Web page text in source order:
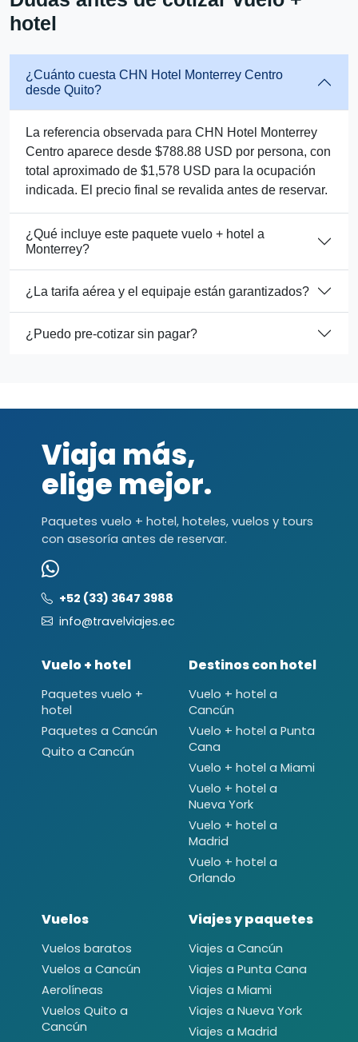
hotel
¿Cuánto cuesta CHN Hotel Monterrey Centro
desde Quito?
La referencia observada para CHN Hotel Monterrey
Centro aparece desde $788.88 USD por persona, con
total aproximado de $1,578 USD para la ocupación
indicada. El precio final se revalida antes de reservar.
¿Qué incluye este paquete vuelo + hotel a
Monterrey?
¿La tarifa aérea y el equipaje están garantizados?
¿Puedo pre-cotizar sin pagar?
Viaja más,
elige mejor.
Paquetes vuelo + hotel, hoteles, vuelos y tours
con asesoría antes de reservar.
+52 (33) 3647 3988
info@travelviajes.ec
Vuelo + hotel
Paquetes vuelo +
hotel
Paquetes a Cancún
Quito a Cancún
Destinos con hotel
Vuelo + hotel a
Cancún
Vuelo + hotel a Punta
Cana
Vuelo + hotel a Miami
Vuelo + hotel a
Nueva York
Vuelo + hotel a
Madrid
Vuelo + hotel a
Orlando
Vuelos
Vuelos baratos
Vuelos a Cancún
Aerolíneas
Vuelos Quito a
Cancún
Viajes y paquetes
Viajes a Cancún
Viajes a Punta Cana
Viajes a Miami
Viajes a Nueva York
Viajes a Madrid